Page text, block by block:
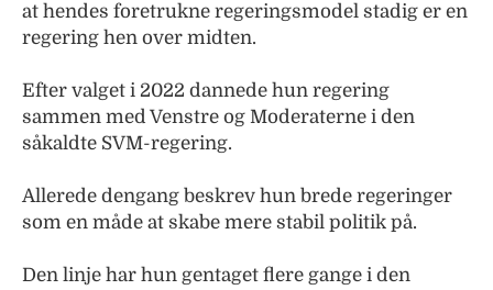
at hendes foretrukne regeringsmodel stadig er en
regering hen over midten.
Efter valget i 2022 dannede hun regering
sammen med Venstre og Moderaterne i den
såkaldte SVM-regering.
Allerede dengang beskrev hun brede regeringer
som en måde at skabe mere stabil politik på.
Den linje har hun gentaget flere gange i den